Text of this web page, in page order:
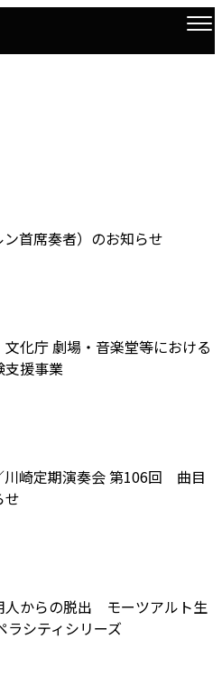
首席奏者）のお知らせ
文化庁 劇場・音楽堂等における
支援事業
川崎定期演奏会 第106回 曲目
せ
人からの脱出 モーツアルト生
シティシリーズ